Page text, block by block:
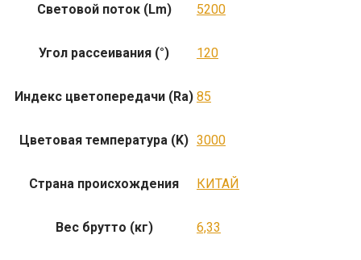
Световой поток (Lm) 5200
Угол рассеивания (°) 120
Индекс цветопередачи (Ra) 85
Цветовая температура (K) 3000
Страна происхождения КИТАЙ
Вес брутто (кг) 6,33